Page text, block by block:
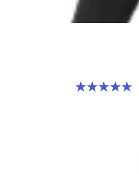
5.0 จาก 5 ดาว 340 รีวิว